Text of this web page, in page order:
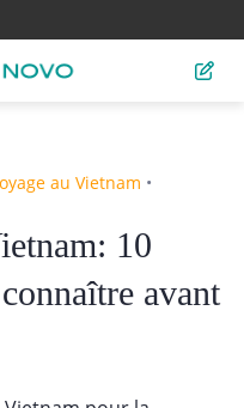
au Vietnam •
10
avant